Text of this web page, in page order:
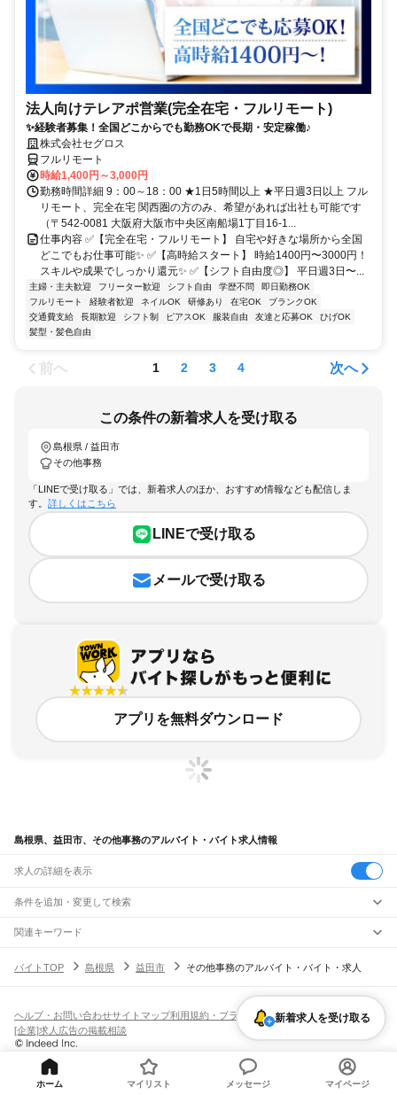
法人向けテレアポ営業(完全在宅・フルリモート)
✨経験者募集！全国どこからでも勤務OKで長期・安定稼働♪
株式会社セグロス
フルリモート
時給1,400円～3,000円
勤務時間詳細 9：00～18：00 ★1日5時間以上 ★平日週3日以上 フル
リモート、完全在宅 関西圏の方のみ、希望があれば出社も可能です
（〒542-0081 大阪府大阪市中央区南船場1丁目16-1...
仕事内容 ✅【完全在宅・フルリモート】 自宅や好きな場所から全国
どこでもお仕事可能✨ ✅【高時給スタート】 時給1400円〜3000円！
スキルや成果でしっかり還元✨ ✅【シフト自由度◎】 平日週3日〜...
主婦・主夫歓迎 フリーター歓迎 シフト自由 学歴不問
即日勤務OK
フルリモート
経験者歓迎 ネイルOK 研修あり 在宅OK
ブランクOK
交通費支給
長期歓迎 シフト制 ピアスOK 服装自由 友達と応募OK
ひげOK
髪型・髪色自由
前へ 1 2 3 4 次へ
この条件の新着求人を受け取る
島根県 / 益田市
その他事務
「LINEで受け取る」では、新着求人のほか、おすすめ情報なども配信しま
す。 詳しくはこちら
LINEで受け取る
メールで受け取る
アプリを無料ダウンロード
島根県、益田市、その他事務のアルバイト・バイト求人情報
求人の詳細を表示
条件を追加・変更して検索
市区町村を追加・変更
島根県すべて
駅を追加・変更
安来駅 荒島駅揖屋駅 東松江駅 松江駅乃木駅 玉造温泉駅来待駅 宍道駅 荘原駅
西出雲駅出雲神西駅江南駅小田駅田儀駅波根駅久手駅大田市駅静間駅五十猛駅
仁万駅馬路駅湯里駅温泉津駅 浅利駅江津駅都野津駅敬川駅
石見津田駅
JR山陰本線(益田～下関)
飲食・フードサービス
飲食・フードサービス
ホールスタッフ
パン屋（ベーカリー）
フードカウンター販売員
バー（BAR）・バーテンダー
飲食店補助（開店・閉店準備）
飲食店（店長・マネージャー）
営業・販売
特徴を追加・変更
人気
日払いOK
学生歓迎 髪型・髪色自由
ネイルOK
ピアスOK
オープニングスタッフ
留学生・外国人活躍中
勤務期間
アルバイト・パート
正社員
都道府県を変更
関連キーワード
島根県 経営・事業企画・人事・事務 在宅島根県 益田市 在宅ワーク
バイトTOP 島根県 益田市 その他事務のアルバイト・バイト・求人
新着求人を受け取る
ヘルプ・お問い合わせサイトマップ利用規約・プライバシーポリシー
[企業]求人広告の掲載相談
ホーム マイリスト メッセージ マイページ